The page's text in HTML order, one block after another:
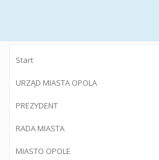
Urzędu
Start
URZĄD MIASTA OPOLA
PREZYDENT
RADA MIASTA
MIASTO OPOLE